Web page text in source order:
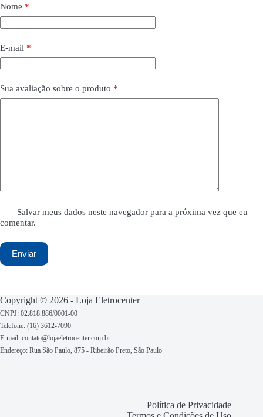
Nome *
E-mail *
Sua avaliação sobre o produto *
Salvar meus dados neste navegador para a próxima vez que eu
comentar.
Enviar
Copyright © 2026 - Loja Eletrocenter
CNPJ: 02.818.886/0001-00
Telefone: (16) 3612-7090
E-mail: contato@lojaeletrocenter.com.br
Endereço: Rua São Paulo, 875 - Ribeirão Preto, São Paulo
Política de Privacidade